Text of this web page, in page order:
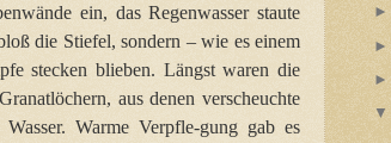
ein, das Regenwasser staute
die Stiefel, sondern – wie es einem
stecken blieben. Längst waren die
aus denen verscheuchte
Warme Verpfle-gung gab es
►
►
►
▼